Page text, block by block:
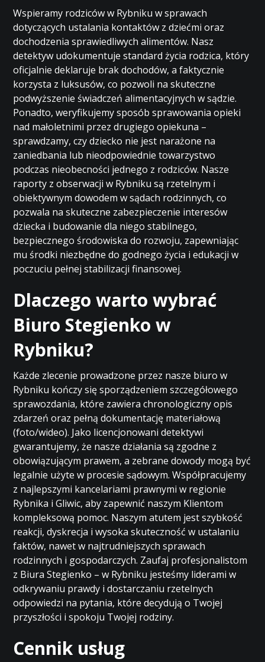
Wspieramy rodziców w Rybniku w sprawach
dotyczących ustalania kontaktów z dziećmi oraz
dochodzenia sprawiedliwych alimentów. Nasz
detektyw udokumentuje standard życia rodzica, który
oficjalnie deklaruje brak dochodów, a faktycznie
korzysta z luksusów, co pozwoli na skuteczne
podwyższenie świadczeń alimentacyjnych w sądzie.
Ponadto, weryfikujemy sposób sprawowania opieki
nad małoletnimi przez drugiego opiekuna –
sprawdzamy, czy dziecko nie jest narażone na
zaniedbania lub nieodpowiednie towarzystwo
podczas nieobecności jednego z rodziców. Nasze
raporty z obserwacji w Rybniku są rzetelnym i
obiektywnym dowodem w sądach rodzinnych, co
pozwala na skuteczne zabezpieczenie interesów
dziecka i budowanie dla niego stabilnego,
bezpiecznego środowiska do rozwoju, zapewniając
mu środki niezbędne do godnego życia i edukacji w
poczuciu pełnej stabilizacji finansowej.
Dlaczego warto wybrać
Biuro Stegienko w
Rybniku?
Każde zlecenie prowadzone przez nasze biuro w
Rybniku kończy się sporządzeniem szczegółowego
sprawozdania, które zawiera chronologiczny opis
zdarzeń oraz pełną dokumentację materiałową
(foto/wideo). Jako licencjonowani detektywi
gwarantujemy, że nasze działania są zgodne z
obowiązującym prawem, a zebrane dowody mogą być
legalnie użyte w procesie sądowym. Współpracujemy
z najlepszymi kancelariami prawnymi w regionie
Rybnika i Gliwic, aby zapewnić naszym Klientom
kompleksową pomoc. Naszym atutem jest szybkość
reakcji, dyskrecja i wysoka skuteczność w ustalaniu
faktów, nawet w najtrudniejszych sprawach
rodzinnych i gospodarczych. Zaufaj profesjonalistom
z Biura Stegienko – w Rybniku jesteśmy liderami w
odkrywaniu prawdy i dostarczaniu rzetelnych
odpowiedzi na pytania, które decydują o Twojej
przyszłości i spokoju Twojej rodziny.
Cennik usług